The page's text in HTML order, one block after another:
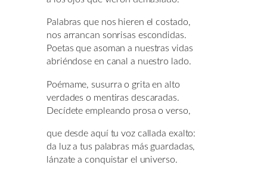
Palabras que nos hieren el costado,
nos arrancan sonrisas escondidas.
Poetas que asoman a nuestras vidas
abriéndose en canal a nuestro lado.
Poémame, susurra o grita en alto
verdades o mentiras descaradas.
Decídete empleando prosa o verso,
que desde aquí tu voz callada exalto:
da luz a tus palabras más guardadas,
lánzate a conquistar el universo.